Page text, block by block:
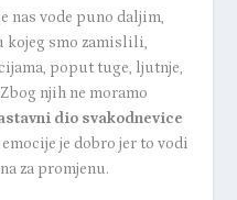
nas vode puno daljim,
kojeg smo zamislili,
poput tuge, ljutnje,
njih ne moramo
dio svakodnevice
je dobro jer to vodi
za promjenu.